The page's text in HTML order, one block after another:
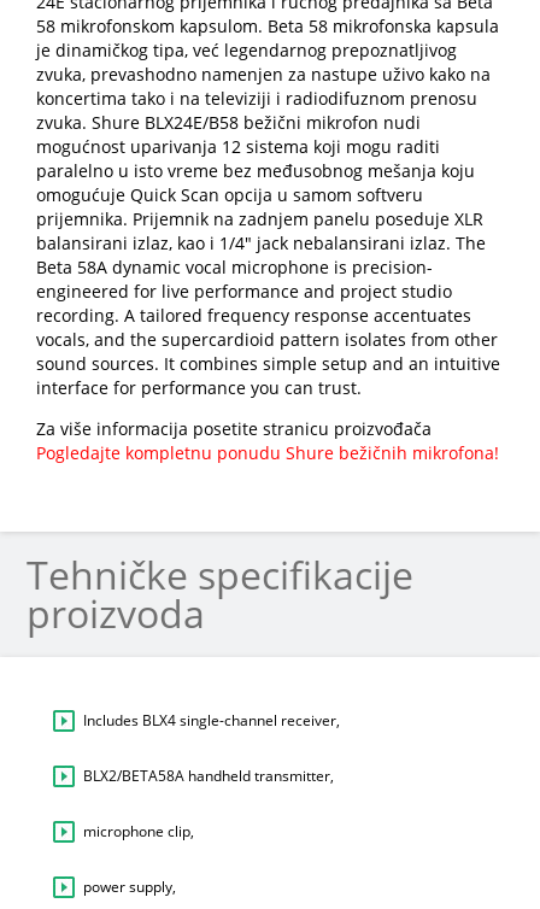
58 mikrofonskom kapsulom. Beta 58 mikrofonska kapsula
je dinamičkog tipa, već legendarnog prepoznatljivog
zvuka, prevashodno namenjen za nastupe uživo kako na
koncertima tako i na televiziji i radiodifuznom prenosu
zvuka. Shure BLX24E/B58 bežični mikrofon nudi
mogućnost uparivanja 12 sistema koji mogu raditi
paralelno u isto vreme bez međusobnog mešanja koju
omogućuje Quick Scan opcija u samom softveru
prijemnika. Prijemnik na zadnjem panelu poseduje XLR
balansirani izlaz, kao i 1/4" jack nebalansirani izlaz. The
Beta 58A dynamic vocal microphone is precision-
engineered for live performance and project studio
recording. A tailored frequency response accentuates
vocals, and the supercardioid pattern isolates from other
sound sources. It combines simple setup and an intuitive
interface for performance you can trust.
Za više informacija posetite stranicu proizvođača
Pogledajte kompletnu ponudu Shure bežičnih mikrofona!
Tehničke specifikacije
proizvoda
Includes BLX4 single-channel receiver,
BLX2/BETA58A handheld transmitter,
microphone clip,
power supply,